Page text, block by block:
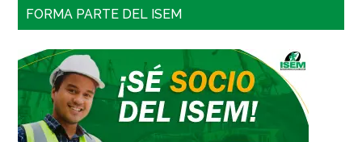
FORMA PARTE DEL ISEM